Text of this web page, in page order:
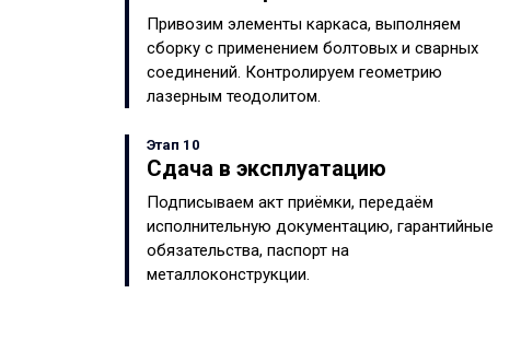
Привозим элементы каркаса, выполняем
сборку с применением болтовых и сварных
соединений. Контролируем геометрию
лазерным теодолитом.
Этап 10
Сдача в эксплуатацию
Подписываем акт приёмки, передаём
исполнительную документацию, гарантийные
обязательства, паспорт на
металлоконструкции.